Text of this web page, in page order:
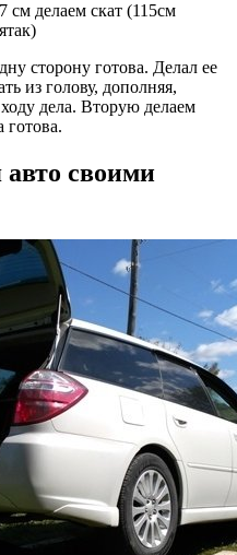
см делаем скат (115см
сторону готова. Делал ее
из голову, дополняя,
дела. Вторую делаем
авто своими